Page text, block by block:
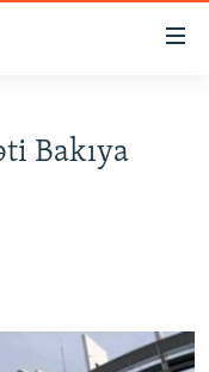
Bakıya